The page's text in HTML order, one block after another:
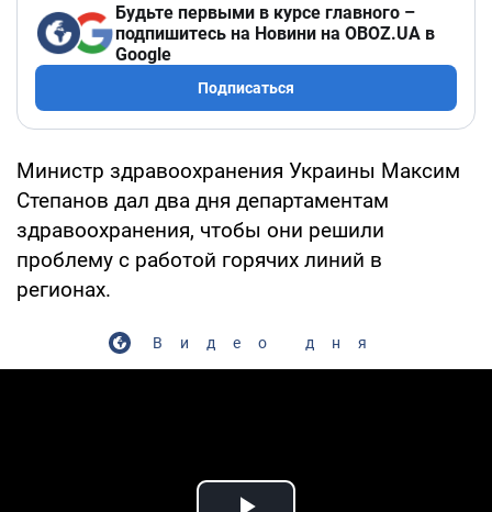
Будьте первыми в курсе главного –
подпишитесь на Новини на OBOZ.UA в
Google
Подписаться
Министр здравоохранения Украины Максим
Степанов дал два дня департаментам
здравоохранения, чтобы они решили
проблему с работой горячих линий в
регионах.
Видео дня